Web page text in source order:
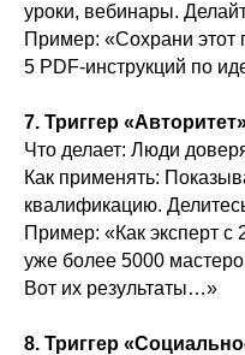
уроки, вебинары.
Пример: «Сохрани этот
5 PDF-инструкций по
7. Триггер
Что делает: Люди
Как применять:
квалификацию.
Пример: «Как эксперт с
уже более 5000
Вот их результаты…»
8. Триггер